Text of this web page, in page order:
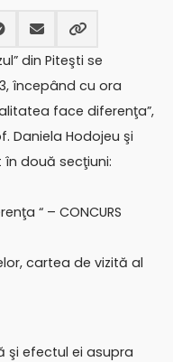
din Piteşti se
începând cu ora
face diferenţa”,
Daniela Hodojeu şi
în două secţiuni:
“ – CONCURS
cartea de vizită al
şi efectul ei asupra